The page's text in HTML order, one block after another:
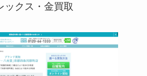
ックス・金買取